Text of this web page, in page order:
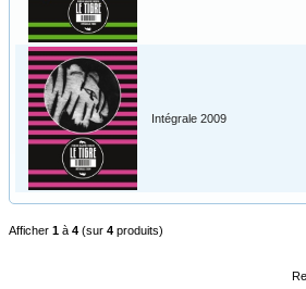
Intégrale 2009
Afficher 1 à 4 (sur 4 produits)